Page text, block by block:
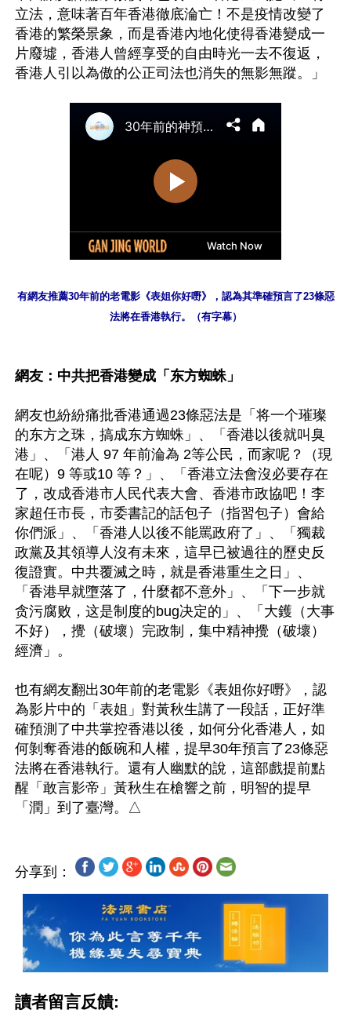
立法，意味著百年香港徹底淪亡！不是疫情改變了
香港的繁榮景象，而是香港內地化使得香港變成一
片廢墟，香港人曾經享受的自由時光一去不復返，
有網友推薦30年前的老電影《表姐你好嘢》，認為其準確預言了23條惡
法將在香港執行。（有字幕）
網友：中共把香港變成「东方蜘蛛」
網友也紛紛痛批香港通過23條惡法是「将一个璀璨
的东方之珠，搞成东方蜘蛛」、「香港以後就叫臭
港」、「港人 97 年前淪為 2等公民，而家呢？（現
在呢）9 等或10 等？」、「香港立法會沒必要存在
了，改成香港市人民代表大會、香港市政協吧！李
家超任市長，市委書記的話包子（指習包子）會給
你們派」、「香港人以後不能罵政府了」、「獨裁
政黨及其領導人沒有未來，這早已被過往的歷史反
復證實。中共覆滅之時，就是香港重生之日」、
「香港早就墮落了，什麼都不意外」、「下一步就
贪污腐败，这是制度的bug决定的」、「大鑊（大事
不好），攪（破壞）完政制，集中精神攪（破壞）
經濟」。
也有網友翻出30年前的老電影《表姐你好嘢》，認
為影片中的「表姐」對黃秋生講了一段話，正好準
確預測了中共掌控香港以後，如何分化香港人，如
何剝奪香港的飯碗和人權，提早30年預言了23條惡
法將在香港執行。還有人幽默的說，這部戲提前點
醒「敢言影帝」黃秋生在槍響之前，明智的提早
分享到：
讀者留言反饋: